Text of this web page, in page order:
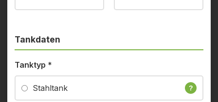
Tankdaten
Tanktyp *
Stahltank ?